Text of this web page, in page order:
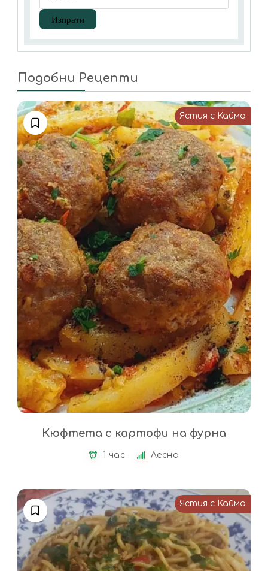
Подобни Рецепти
Ястия с Кайма
Кюфтета с картофи на фурна
1 час Лесно
Ястия с Кайма